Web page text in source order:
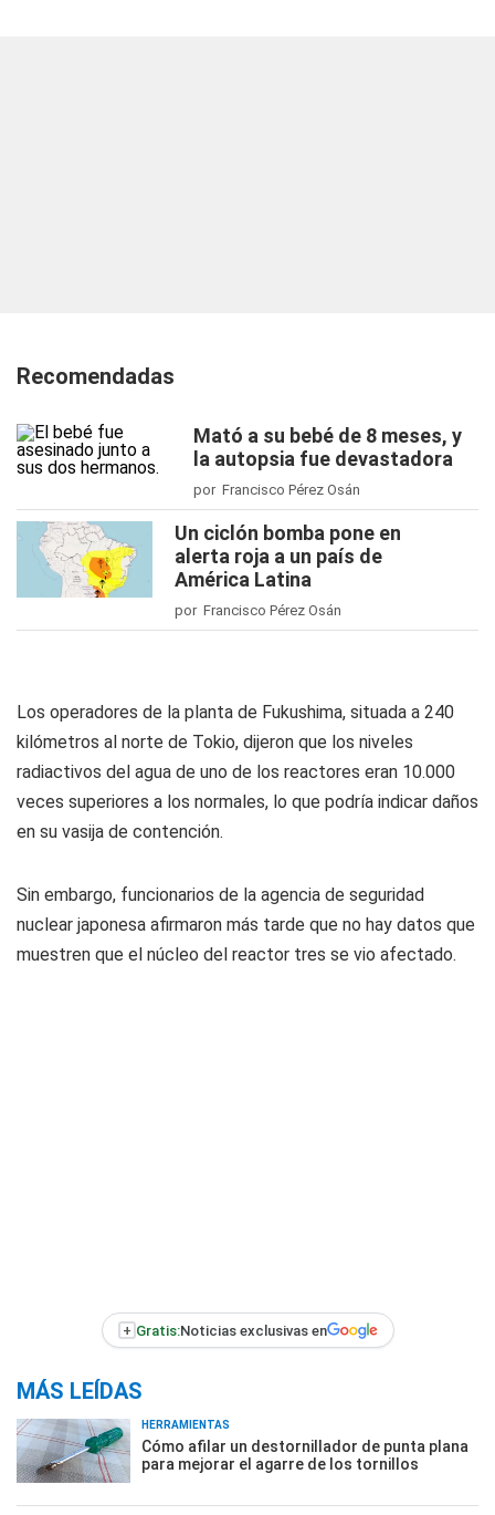
Recomendadas
Mató a su bebé de 8 meses, y
la autopsia fue devastadora
por Francisco Pérez Osán
Un ciclón bomba pone en
alerta roja a un país de
América Latina
por Francisco Pérez Osán
Los operadores de la planta de Fukushima, situada a 240
kilómetros al norte de Tokio, dijeron que los niveles
radiactivos del agua de uno de los reactores eran 10.000
veces superiores a los normales, lo que podría indicar daños
en su vasija de contención.
Sin embargo, funcionarios de la agencia de seguridad
nuclear japonesa afirmaron más tarde que no hay datos que
muestren que el núcleo del reactor tres se vio afectado.
+ Gratis:Noticias exclusivas en
MÁS LEÍDAS
HERRAMIENTAS
Cómo afilar un destornillador de punta plana
para mejorar el agarre de los tornillos